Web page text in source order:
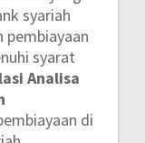
syariah
pembiayaan
syarat
Analisa
di